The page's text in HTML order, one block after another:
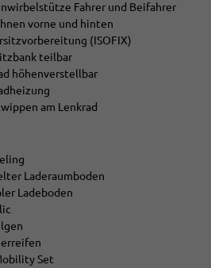
Fahrer und Beifahrer
vorne und hinten
(ISOFIX)
teilbar
höhenverstellbar
am Lenkrad
Laderaumboden
Ladeboden
Set